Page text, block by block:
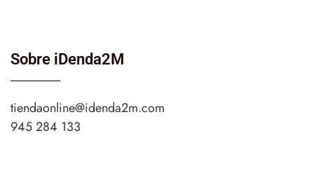
Sobre iDenda2M
tiendaonline@idenda2m.com
945 284 133